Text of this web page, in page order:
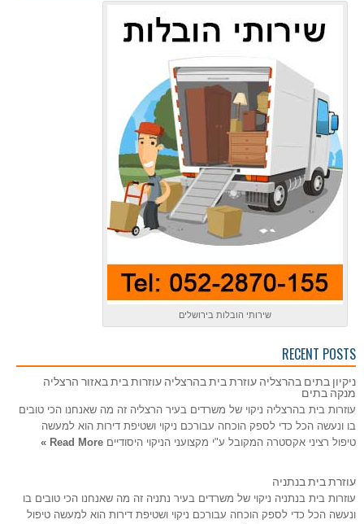
שירותי הובלות בירושלים
RECENT POSTS
ניקיון בתים בהרצליה עוזרת בית בהרצליה עוזרות בית באזור הרצליה
מנקה בתים
עוזרות בית בהרצליה ניקוי של משרדים בעיר הרצליה זה מה שאנחנו הכי טובים
בו ונעשה הכל כדי לספק הוכחה עבורכם ניקוי ושטיפת דירות הוא למעשה
טיפול רציני אקסטרה המקובל ע"י מקצועני הניקוי היסודיים Read More »
עוזרת בית בנתניה
עוזרות בית בנתניה ניקוי של משרדים בעיר נתניה זה מה שאנחנו הכי טובים בו
ונעשה הכל כדי לספק הוכחה עבורכם ניקוי ושטיפת דירות הוא למעשה טיפול